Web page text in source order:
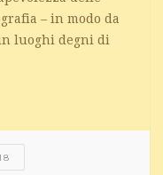
– in modo da
luoghi degni di